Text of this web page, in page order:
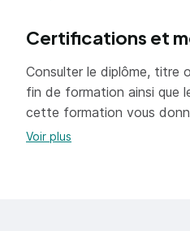
Gestion des
Organisation du
Gestion d'inventaire
Connaissances
Certifications et
Consulter le diplôme, titre
fin de formation ainsi que
cette formation vous
Voir plus